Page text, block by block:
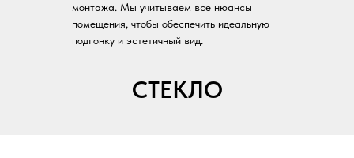
монтажа. Мы учитываем все нюансы
помещения, чтобы обеспечить идеальную
подгонку и эстетичный вид.
СТЕКЛО